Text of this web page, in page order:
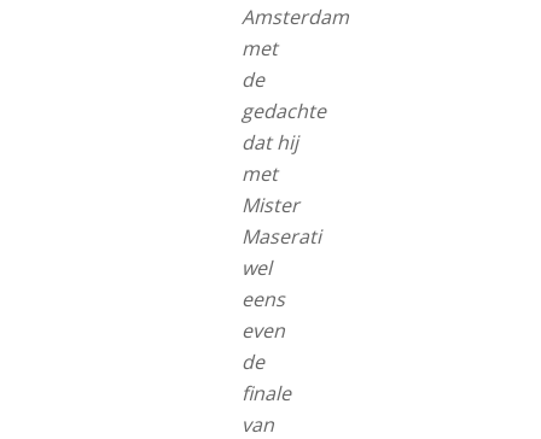
Amsterdam
met
de
gedachte
dat hij
met
Mister
Maserati
wel
eens
even
de
finale
van